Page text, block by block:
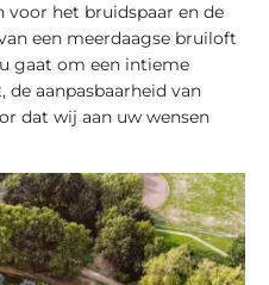
het bruidspaar en de
een meerdaagse bruiloft
gaat om een intieme
aanpasbaarheid van
dat wij aan uw wensen